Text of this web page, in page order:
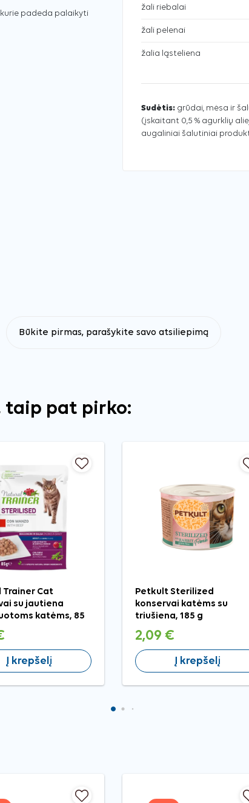
kurie padeda palaikyti
žali riebalai
žali pelenai
žalia ląsteliena
Sudėtis: grūdai, mėsa ir
(įskaitant 0,5 % agurklių
augaliniai šalutiniai
Būkite pirmas, parašykite savo atsiliepimą
taip pat pirko:
Trainer Cat
su jautiena
katėms, 85
Į krepšelį
Petkult Sterilized
konservai katėms su
triušiena, 185 g
2,09 €
Į krepšelį